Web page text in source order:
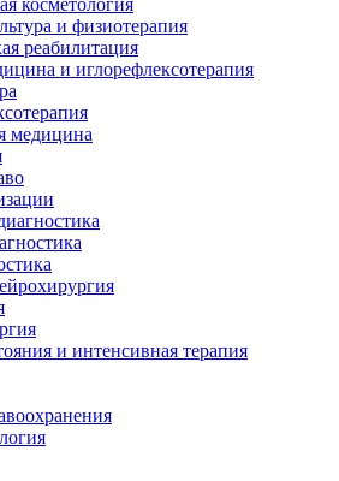
и физиотерапия
реабилитация
и иглорефлексотерапия
медицина
и интенсивная терапия